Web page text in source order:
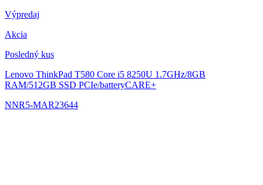
Výpredaj
Akcia
Posledný kus
Lenovo ThinkPad T580 Core i5 8250U 1.7GHz/8GB
RAM/512GB SSD PCIe/batteryCARE+
NNR5-MAR23644